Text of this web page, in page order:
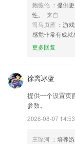
鲍薇伦 ：提供
性。
来自
司马贞雁 ：游
感觉非常有成就
更多回复
徐离冰蓝
提供一个设置页
参数。
2026-08-07 14:53
王琛河 ：培养